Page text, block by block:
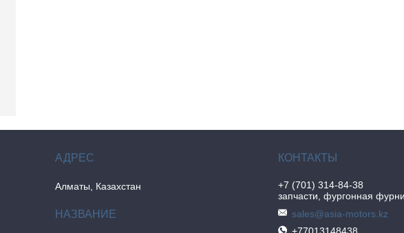
Алматы, Казахстан
+7 (701) 314-84-38
запчасти, фургонная
sales@asia-motors.kz